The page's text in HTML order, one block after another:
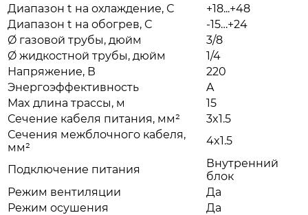
Диапазон t на охлаждение, С
+18...+48
Диапазон t на обогрев, С
-15…+24
Ø газовой трубы, дюйм
3/8
Ø жидкостной трубы, дюйм
1/4
Напряжение, В
220
Энергоэффективность
A
Max длина трассы, м
15
Сечение кабеля питания, мм²
3x1.5
Сечения межблочного кабеля,
мм²
4x1.5
Подключение питания
Внутренний
блок
Режим вентиляции
Да
Режим осушения
Да